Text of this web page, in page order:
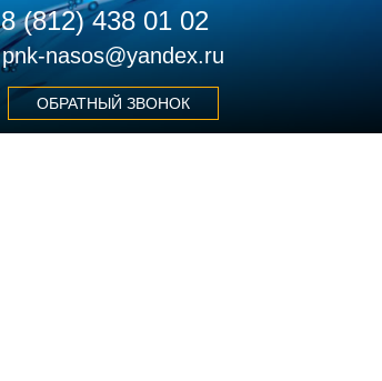
8 (812) 438 01 02
ОБРАТНЫЙ ЗВОНОК
pnk-nasos@yandex.ru